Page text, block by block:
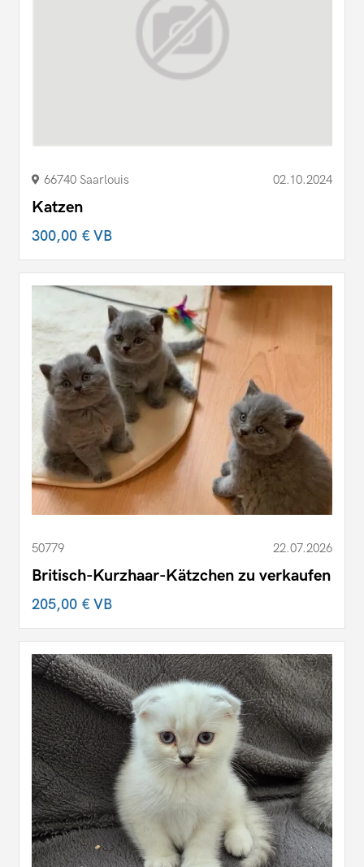
66740 Saarlouis 02.10.2024
Katzen
300,00 €VB
50779 22.07.2026
Britisch-Kurzhaar-Kätzchen zu verkaufen
205,00 €VB